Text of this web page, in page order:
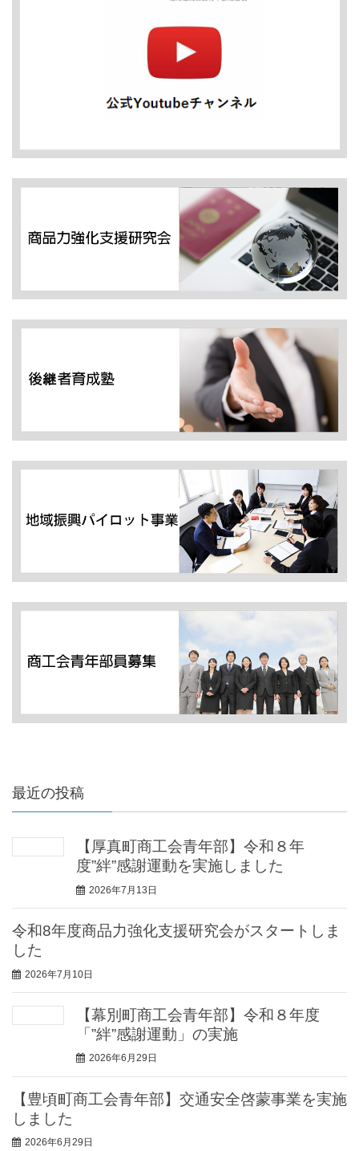
最近の投稿
【厚真町商工会青年部】令和８年
度”絆”感謝運動を実施しました
2026年7月13日
令和8年度商品力強化支援研究会がスタートしま
した
2026年7月10日
【幕別町商工会青年部】令和８年度
「”絆”感謝運動」の実施
2026年6月29日
【豊頃町商工会青年部】交通安全啓蒙事業を実施
しました
2026年6月29日